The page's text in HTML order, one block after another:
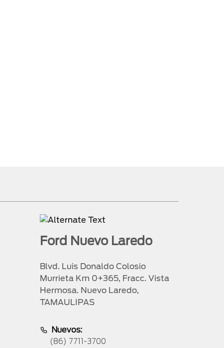
Ford Nuevo Laredo
Blvd. Luis Donaldo Colosio
Murrieta Km 0+365, Fracc. Vista
Hermosa. Nuevo Laredo,
TAMAULIPAS
Nuevos:
(86) 7711-3700